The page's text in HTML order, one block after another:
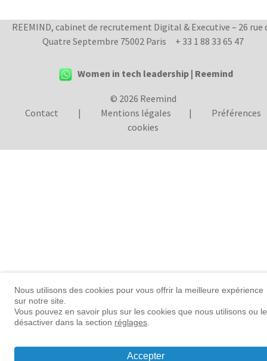
REEMIND, cabinet de recrutement Digital & Executive – 26 rue
Quatre Septembre 75002 Paris + 33 1 88 33 65 47
Women in tech leadership | Reemind
© 2026 Reemind
Contact
| Mentions légales |
Préférences
cookies
Nous utilisons des cookies pour vous offrir la meilleure expérience
sur notre site.
Vous pouvez en savoir plus sur les cookies que nous utilisons ou
désactiver dans la section réglages
Accepter